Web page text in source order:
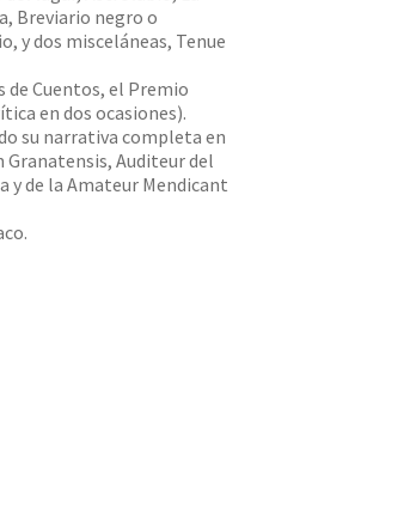
Breviario negro o
y dos misceláneas, Tenue
Cuentos, el Premio
en dos ocasiones).
su narrativa completa en
Auditeur del
y de la Amateur Mendicant